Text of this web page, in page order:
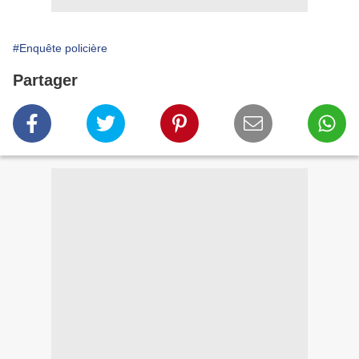
#Enquête policière
Partager